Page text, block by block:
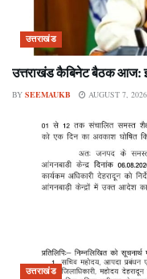
उत्तराखंड
उत्तराखंड कैबिनेट बैठक आज:
BY SEEMAUKB AUGUST 7, 2026
उत्तराखंड